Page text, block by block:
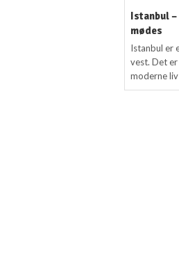
Istanbul
mødes
Istanbul er
vest. Det
moderne